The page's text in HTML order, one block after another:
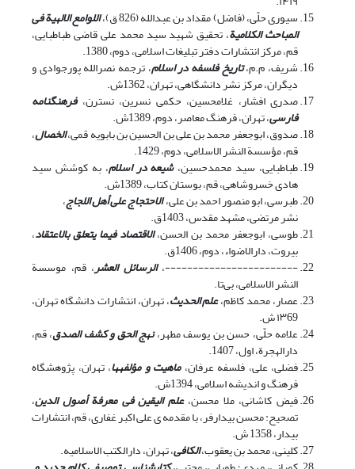
سیوری حلّی، (فاضل) مقداد بن عبدالله (826 ق)، اللوامع الالهیة فی
المباحث الکلامیة، تحقیق شهید سید محمد علی قاضی طباطبایی،
قم، مرکز انتشارات دفتر تبلیغات اسلامی، دوم، 1380.
شریف، م.م،تاریخ فلسفه در اسلام، ترجمه نصرالله پورجوادی و
دیگران، مرکز نشر دانشگاهی، تهران، 1362ش.
صدری افشار، غلامحسین، حکمی نسرین، نسترن،فرهنگنامه
فارسی، تهران، فرهنگ معاصر، دوم، 1389ش.
صدوق، ابوجعفر محمد بن علی بن الحسین بن بابویه قمی،الخصال،
قم، مؤسسة النشر الاسلامی، دوم، 1429.
طباطبایی، سید محمدحسین،شیعه در اسلام، به کوشش سید
هادی خسروشاهی، قم، بوستان کتاب، 1389ش.
طبرسی، ابو منصور احمد بن علی،الاحتجاج علی أهل اللجاج،
نشر مرتضی، مشهد مقدس، 1403ق.
طوسی، ابوجعفر محمد بن الحسن،الاقتصاد فیما یتعلق بالاعتقاد،
بیروت، دارالاضواء، دوم، 1406ق.
------------------------،الرسائل العشر، قم، موسسة
النشر الاسلامى، بی‌تا.
عصار، محمد کاظم،علم الحدیث، تهران، انتشارات دانشگاه تهران،
۱۳69 ش.
علامه حلّی، حسن بن یوسف مطهر،نهج الحق و کشف الصدق، قم،
دارالهجرة، اول، 1407.
فضلی، علی، فلسفه عرفان،ماهیت و مؤلفه‏ها، تهران، پژوهشگاه
فرهنگ و اندیشه اسلامی، 1394ش.
فیض کاشانی، ملا محسن،علم الیقین فی معرفة أصول الدین،
تصحیح: محسن بیدارفر، با مقدمه ی علی اکبر غفاری، قم، انتشارات
بیدار، 1358 ش.
کلینی، محمد بن یعقوب،الکافی، تهران، دارالکتب الاسلامیه.